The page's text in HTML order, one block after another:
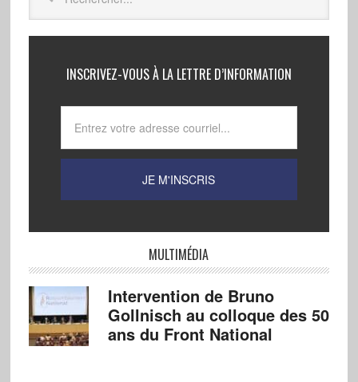
INSCRIVEZ-VOUS À LA LETTRE D’INFORMATION
MULTIMÉDIA
Intervention de Bruno
Gollnisch au colloque des 50
ans du Front National